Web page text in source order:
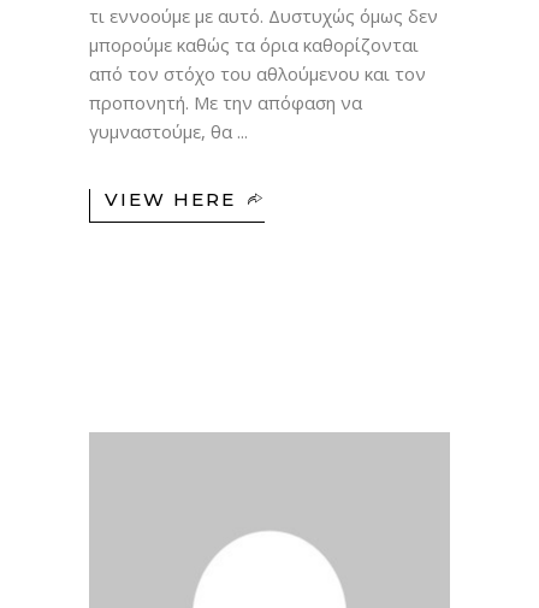
τι εννοούμε με αυτό. Δυστυχώς όμως δεν
μπορούμε καθώς τα όρια καθορίζονται
από τον στόχο του αθλούμενου και τον
προπονητή. Με την απόφαση να
γυμναστούμε, θα
VIEW HERE